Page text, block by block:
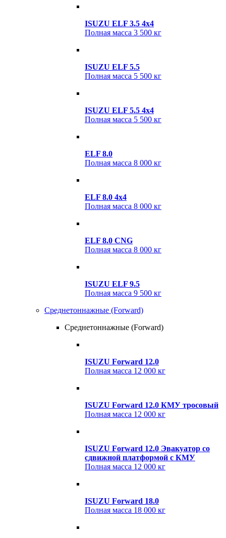
ISUZU ELF 3.5 4x4
Полная масса 3 500 кг
ISUZU ELF 5.5
Полная масса 5 500 кг
ISUZU ELF 5.5 4х4
Полная масса 5 500 кг
ELF 8.0
Полная масса 8 000 кг
ELF 8.0 4x4
Полная масса 8 000 кг
ELF 8.0 CNG
Полная масса 8 000 кг
ISUZU ELF 9.5
Полная масса 9 500 кг
Среднетоннажные (Forward)
Среднетоннажные (Forward)
ISUZU Forward 12.0
Полная масса 12 000 кг
ISUZU Forward 12.0 КМУ тросовый
Полная масса 12 000 кг
ISUZU Forward 12.0 Эвакуатор со
сдвижной платформой с КМУ
Полная масса 12 000 кг
ISUZU Forward 18.0
Полная масса 18 000 кг